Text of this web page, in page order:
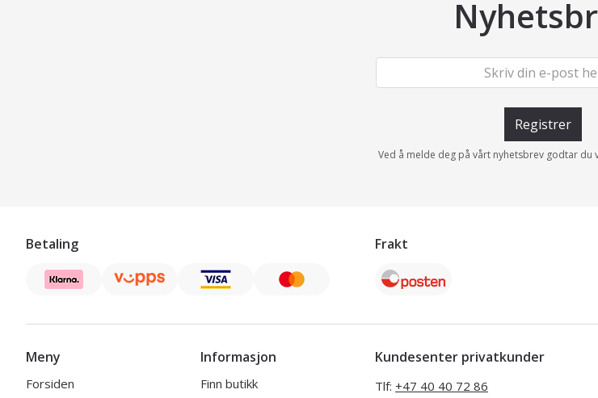
Registrer
Ved å melde deg på vårt nyhetsbrev godtar du
Betaling Frakt
Meny
Forsiden
Informasjon
Finn butikk
Kundesenter privatkunder
Tlf: +47 40 40 72 86